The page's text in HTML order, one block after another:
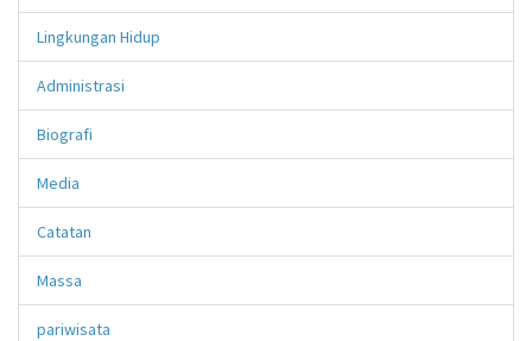
Lingkungan Hidup
Administrasi
Biografi
Media
Catatan
Massa
pariwisata